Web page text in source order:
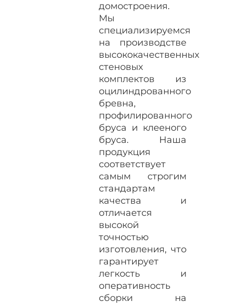
домостроения.
Мы
специализируемся
на производстве
высококачественных
стеновых
комплектов из
оцилиндрованного
бревна,
профилированного
бруса и клееного
бруса. Наша
продукция
соответствует
самым строгим
стандартам
качества и
отличается
высокой
точностью
изготовления, что
гарантирует
легкость и
оперативность
сборки на